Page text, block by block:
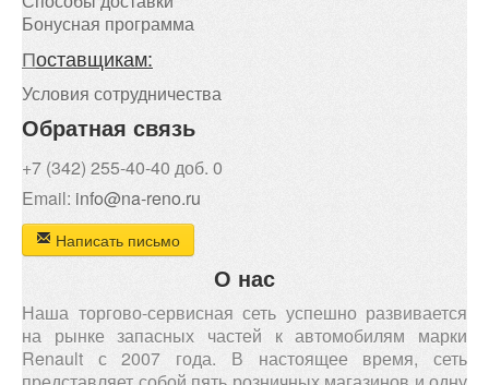
Бонусная программа
Поставщикам:
Условия сотрудничества
Обратная связь
+7 (342) 255-40-40 доб. 0
Email: info@na-reno.ru
Написать письмо
О нас
Наша торгово-сервисная сеть успешно развивается
на рынке запасных частей к автомобилям марки
Renault с 2007 года. В настоящее время, сеть